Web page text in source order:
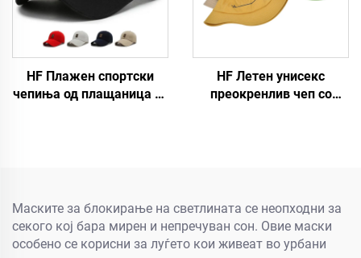
HF Плажен спортски
чепиња од плащаница со
HF Летен унисекс
преокренлив чеп со
Маските за блокирање на светлината се неопходни за
секого кој бара мирен и непречуван сон. Овие маски
особено се корисни за луѓето кои живеат во урбани